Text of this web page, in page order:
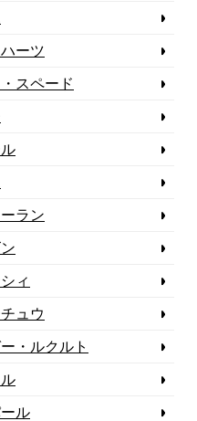
ーツ
スペード
ラン
ィ
ュウ
・ルクルト
ル